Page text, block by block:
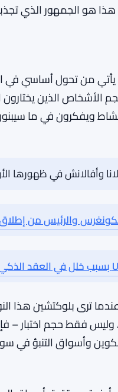
كل تسوية تتم
والحجم الذي يجلبونه
مزيج قوي من الطاقة
بالراحة مع المخاطر،
هو الجمهور الذي تجذبه
الذين يختارون
وأفالانش في ظهورها
والرئيس من